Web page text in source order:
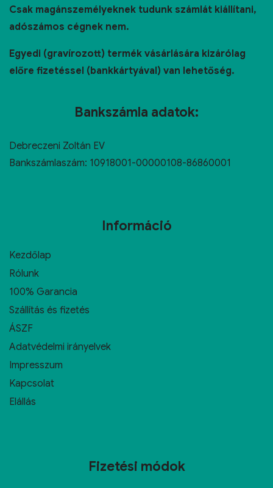
Csak magánszemélyeknek tudunk számlát kiállítani,
adószámos cégnek nem.
Egyedi (gravírozott) termék vásárlására kizárólag
előre fizetéssel (bankkártyával) van lehetőség.
Bankszámla adatok:
Debreczeni Zoltán EV
Bankszámlaszám: 10918001-00000108-86860001
Információ
Kezdőlap
Rólunk
100% Garancia
Szállítás és fizetés
ÁSZF
Adatvédelmi irányelvek
Impresszum
Kapcsolat
Elállás
Fizetési módok